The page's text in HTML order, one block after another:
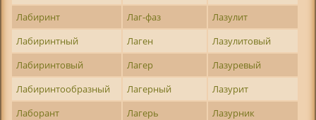
Лабиринт
Лаг-фаз
Лазулит
Лабиринтный
Лаген
Лазулитовый
Лабиринтовый
Лагер
Лазуревый
Лабиринтообразный
Лагерный
Лазурит
Лаборант
Лагерь
Лазурник